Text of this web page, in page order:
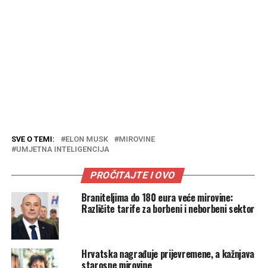
SVE O TEMI: ELON MUSK
MIROVINE
UMJETNA INTELIGENCIJA
PROČITAJTE I OVO
Braniteljima do 180 eura veće mirovine:
Različite tarife za borbeni i neborbeni sektor
Hrvatska nagrađuje prijevremene, a kažnjava
starosne mirovine